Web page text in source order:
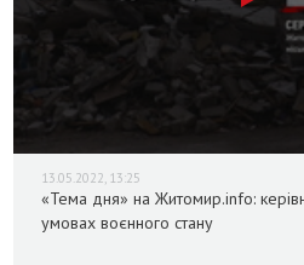
13.05.2022, 13:25
«Тема дня» на Житомир.info:
умовах воєнного стану